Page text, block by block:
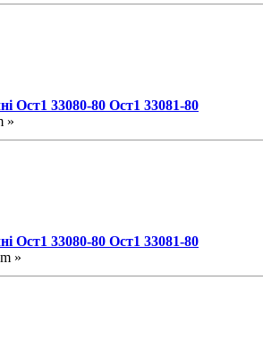
Ост1 33080-80 Ост1 33081-80
»
Ост1 33080-80 Ост1 33081-80
»